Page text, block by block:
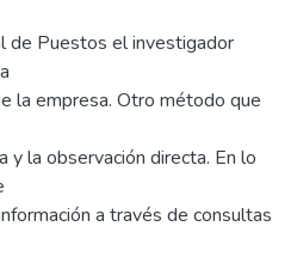
de Puestos el investigador
la empresa. Otro método que
y la observación directa. En lo
a través de consultas